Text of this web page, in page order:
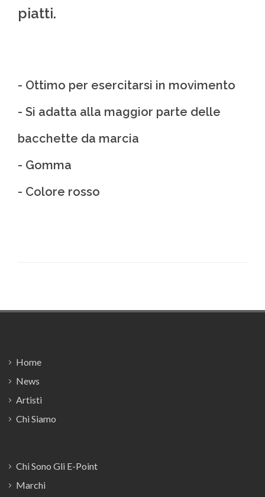
piatti.
- Ottimo per esercitarsi in movimento
- Si adatta alla maggior parte delle
bacchette da marcia
- Gomma
- Colore rosso
Home
News
Artisti
Chi Siamo
Chi Sono Gli E-Point
Marchi